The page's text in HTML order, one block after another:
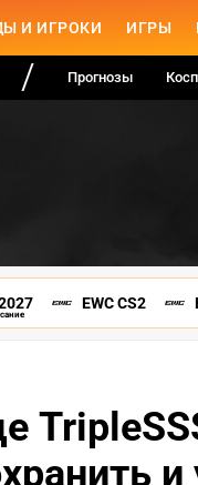
И ИГРОКИ ИГРЫ
Прогнозы
EWC CS2
и